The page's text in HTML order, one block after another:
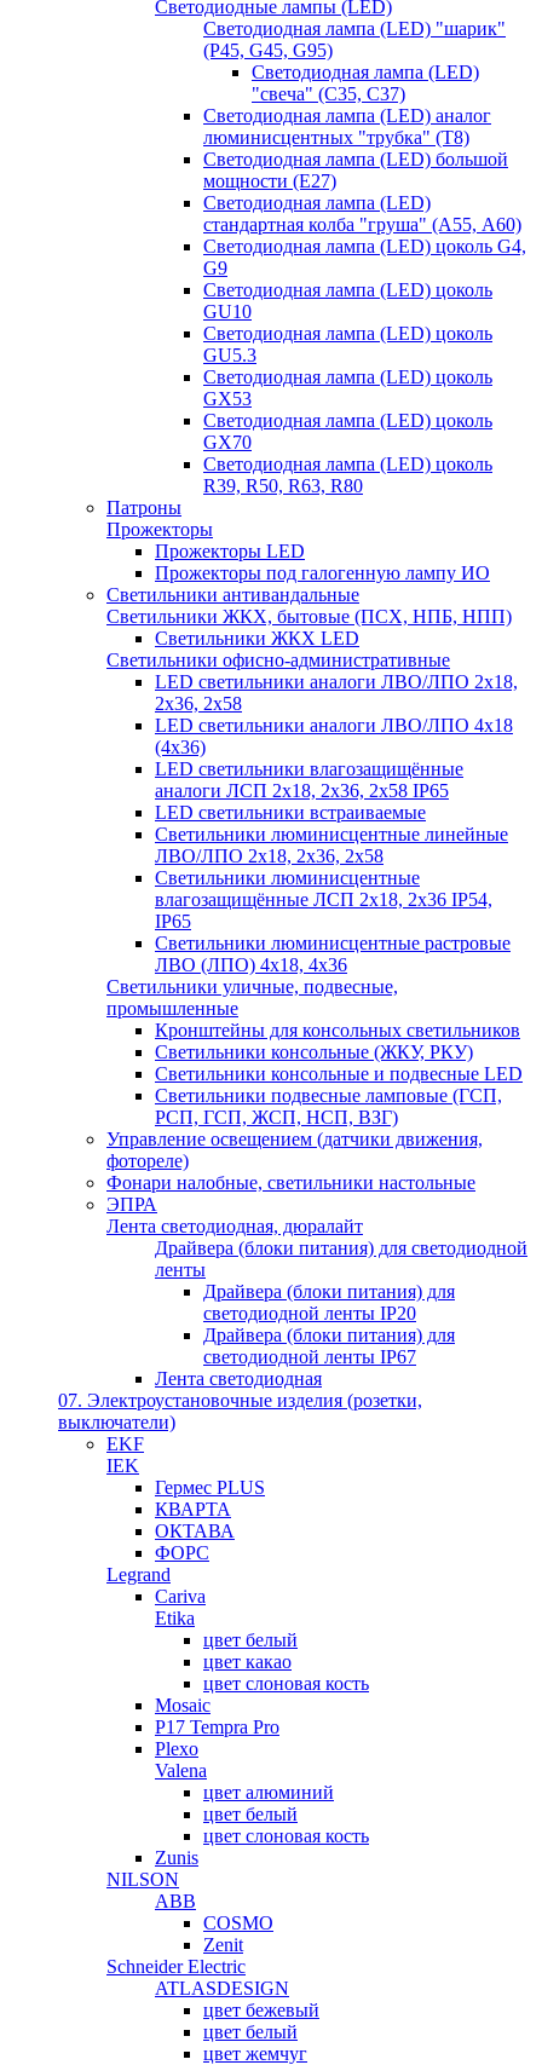
Светодиодные лампы (LED)
Светодиодная лампа (LED) "шарик"
(P45, G45, G95)
Светодиодная лампа (LED)
"свеча" (С35, С37)
Светодиодная лампа (LED) аналог
люминисцентных "трубка" (T8)
Светодиодная лампа (LED) большой
мощности (Е27)
Светодиодная лампа (LED)
стандартная колба "груша" (А55, А60)
Светодиодная лампа (LED) цоколь G4,
G9
Светодиодная лампа (LED) цоколь
GU10
Светодиодная лампа (LED) цоколь
GU5.3
Светодиодная лампа (LED) цоколь
GX53
Светодиодная лампа (LED) цоколь
GX70
Светодиодная лампа (LED) цоколь
R39, R50, R63, R80
Патроны
Прожекторы
Прожекторы LED
Прожекторы под галогенную лампу ИО
Светильники антивандальные
Светильники ЖКХ, бытовые (ПСХ, НПБ, НПП)
Светильники ЖКХ LED
Светильники офисно-административные
LED светильники аналоги ЛВО/ЛПО 2х18,
2х36, 2х58
LED светильники аналоги ЛВО/ЛПО 4х18
(4х36)
LED светильники влагозащищённые
аналоги ЛСП 2х18, 2х36, 2х58 IP65
LED светильники встраиваемые
Светильники люминисцентные линейные
ЛВО/ЛПО 2х18, 2х36, 2х58
Светильники люминисцентные
влагозащищённые ЛСП 2х18, 2х36 IP54,
IP65
Светильники люминисцентные растровые
ЛВО (ЛПО) 4х18, 4х36
Светильники уличные, подвесные,
промышленные
Кронштейны для консольных светильников
Светильники консольные (ЖКУ, РКУ)
Светильники консольные и подвесные LED
Светильники подвесные ламповые (ГСП,
РСП, ГСП, ЖСП, НСП, ВЗГ)
Управление освещением (датчики движения,
фотореле)
Фонари налобные, светильники настольные
ЭПРА
Лента светодиодная, дюралайт
Драйвера (блоки питания) для светодиодной
ленты
Драйвера (блоки питания) для
светодиодной ленты IP20
Драйвера (блоки питания) для
светодиодной ленты IP67
Лента светодиодная
07. Электроустановочные изделия (розетки,
выключатели)
EKF
IEK
Гермес PLUS
КВАРТА
ОКТАВА
ФОРС
Legrand
Cariva
Etika
цвет белый
цвет какао
цвет слоновая кость
Mosaic
P17 Tempra Pro
Plexo
Valena
цвет алюминий
цвет белый
цвет слоновая кость
Zunis
NILSON
ABB
COSMO
Zenit
Schneider Electric
ATLASDESIGN
цвет бежевый
цвет белый
цвет жемчуг